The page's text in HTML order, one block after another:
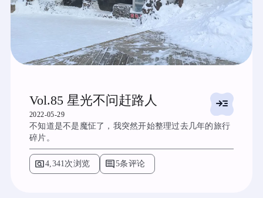
Vol.85 星光不问赶路人
2022-05-29
read_more
不知道是不是魔怔了，我突然开始整理过去几年的旅行
碎片。
pageview4,341次浏览 comment5条评论